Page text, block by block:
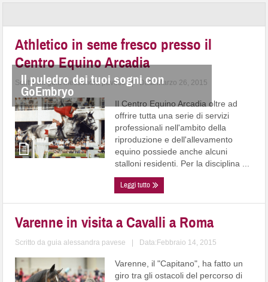
Il puledro dei tuoi sogni con
GoEmbryo
Athletico in seme fresco presso il
Centro Equino Arcadia
Scritto daguia alessandra pavese | Data:Marzo 26, 2015
Il Centro Equino Arcadia oltre ad
offrire tutta una serie di servizi
professionali nell'ambito della
riproduzione e dell'allevamento
equino possiede anche alcuni
stalloni residenti. Per la disciplina ...
Leggi tutto
Varenne in visita a Cavalli a Roma
Scritto daguia alessandra pavese Data:Febbraio 14, 2015
Varenne, il "Capitano", ha fatto un
giro tra gli ostacoli del percorso di